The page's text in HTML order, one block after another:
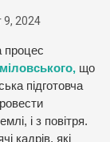
9, 2024
процес
що
підготовча
і з повітря.
кадрів, які